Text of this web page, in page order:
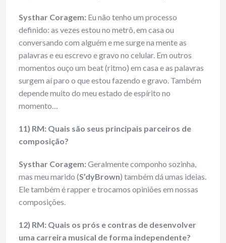
Systhar Coragem: Eu não tenho um processo
definido: as vezes estou no metrô, em casa ou
conversando com alguém e me surge na mente as
palavras e eu escrevo e gravo no celular. Em outros
momentos ouço um beat (ritmo) em casa e as palavras
surgem aí paro o que estou fazendo e gravo. Também
depende muito do meu estado de espírito no
momento…
11) RM: Quais são seus principais parceiros de
composição?
Systhar Coragem:Geralmente componho sozinha,
mas meu marido (S’dyBrown) também dá umas ideias.
Ele também é rapper e trocamos opiniões em nossas
composições.
12) RM: Quais os prós e contras de desenvolver
uma carreira musical de forma independente?